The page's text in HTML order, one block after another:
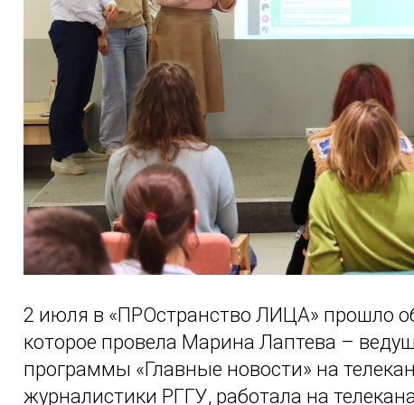
2 июля в «ПРОстранство ЛИЦА» прошло
которое провела Марина Лаптева –
программы «Главные новости» на
журналистики РГГУ, работала на